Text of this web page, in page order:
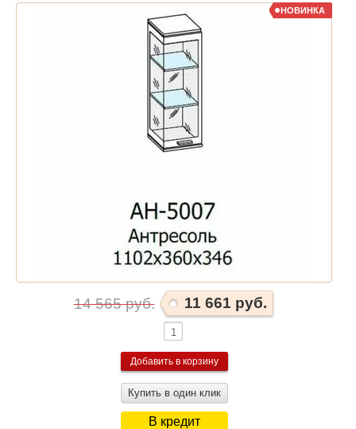
НОВИНКА
14 565 руб. 11 661 руб.
Купить в один клик
В кредит